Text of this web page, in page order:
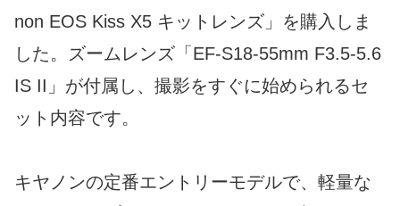
non EOS Kiss X5 キットレンズ」を購入しま
した。ズームレンズ「EF-S18-55mm F3.5-5.6
IS II」が付属し、撮影をすぐに始められるセ
ット内容です。
キヤノンの定番エントリーモデルで、軽量な